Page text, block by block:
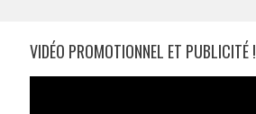
VIDÉO PROMOTIONNEL ET PUBLICITÉ !